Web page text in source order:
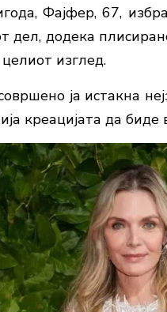
Фајфер, 67,
дел, додека
изглед.
ја истакна
креацијата да